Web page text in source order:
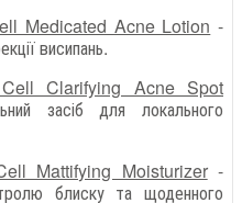
Medicated Acne Lotion -
висипань.
Clarifying Acne Spot
засіб для локального
Mattifying Moisturizer-
блиску та щоденного